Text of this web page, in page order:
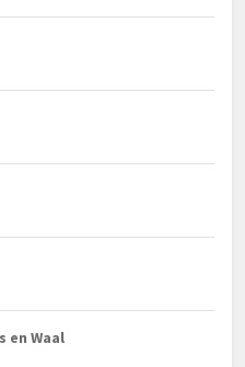
en Waal